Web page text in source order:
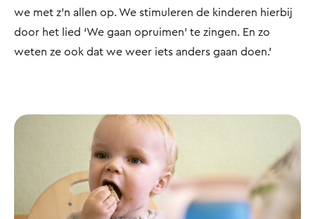
we met z’n allen op. We stimuleren de kinderen hierbij
door het lied ‘We gaan opruimen’ te zingen. En zo
weten ze ook dat we weer iets anders gaan doen.’